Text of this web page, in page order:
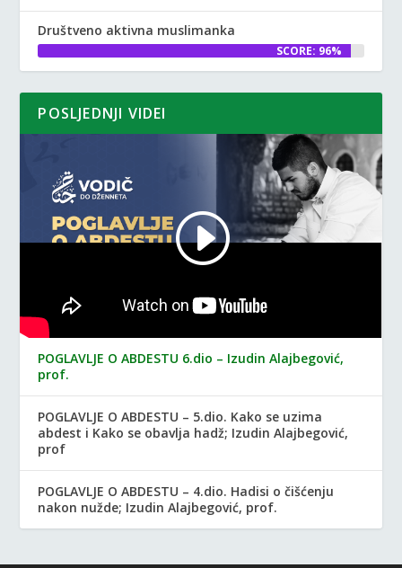
Društveno aktivna muslimanka
SCORE: 96%
POSLJEDNJI VIDEI
POGLAVLJE O ABDESTU 6.dio – Izudin Alajbegović,
prof.
POGLAVLJE O ABDESTU – 5.dio. Kako se uzima
abdest i Kako se obavlja hadž; Izudin Alajbegović,
prof
POGLAVLJE O ABDESTU – 4.dio. Hadisi o čišćenju
nakon nužde; Izudin Alajbegović, prof.